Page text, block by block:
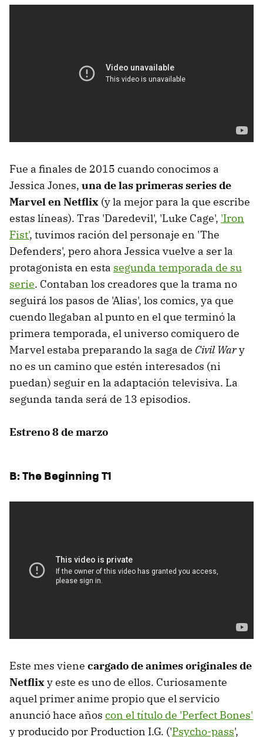
Fue a finales de 2015 cuando conocimos a
Jessica Jones, una de las primeras series de
Marvel en Netflix (y la mejor para la que escribe
estas líneas). Tras 'Daredevil', 'Luke Cage', 'Iron
Fist', tuvimos ración del personaje en 'The
Defenders', pero ahora Jessica vuelve a ser la
protagonista en esta segunda temporada de su
serie. Contaban los creadores que la trama no
seguirá los pasos de 'Alias', los comics, ya que
cuendo llegaban al punto en el que terminó la
primera temporada, el universo comiquero de
Marvel estaba preparando la saga de Civil Wary
no es un camino que estén interesados (ni
puedan) seguir en la adaptación televisiva. La
segunda tanda será de 13 episodios.
Estreno 8 de marzo
B: The Beginning T1
Este mes viene cargado de animes originales de
Netflixy este es uno de ellos. Curiosamente
aquel primer anime propio que el servicio
anunció hace años con el título de 'Perfect Bones'
y producido por Production I.G. ('Psycho-pass',